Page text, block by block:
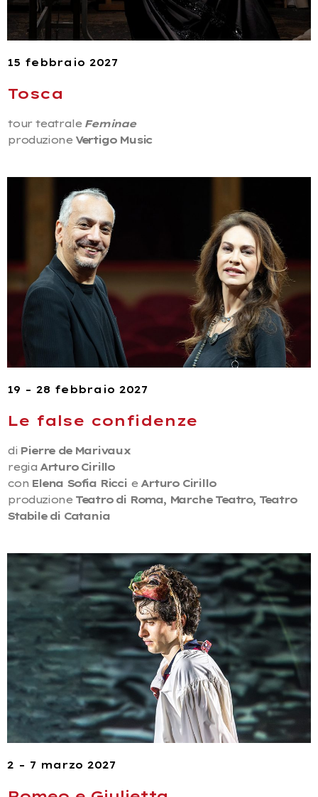
15 febbraio 2027
Tosca
tour teatrale Feminae
produzione Vertigo Music
19 – 28 febbraio 2027
Le false confidenze
di Pierre de Marivaux
regia Arturo Cirillo
con Elena Sofia Ricci eArturo Cirillo
produzione Teatro di Roma, Marche Teatro, Teatro
Stabile di Catania
2 – 7 marzo 2027